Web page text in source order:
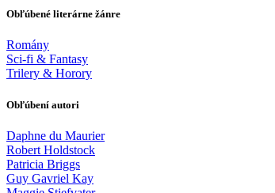
Obľúbené literárne žánre
Romány
Sci-fi & Fantasy
Trilery & Horory
Obľúbení autori
Daphne du Maurier
Robert Holdstock
Patricia Briggs
Guy Gavriel Kay